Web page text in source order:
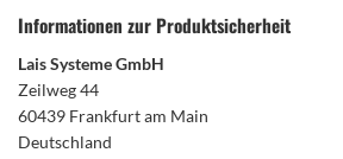
Informationen zur Produktsicherheit
Lais Systeme GmbH
Zeilweg 44
60439 Frankfurt am Main
Deutschland